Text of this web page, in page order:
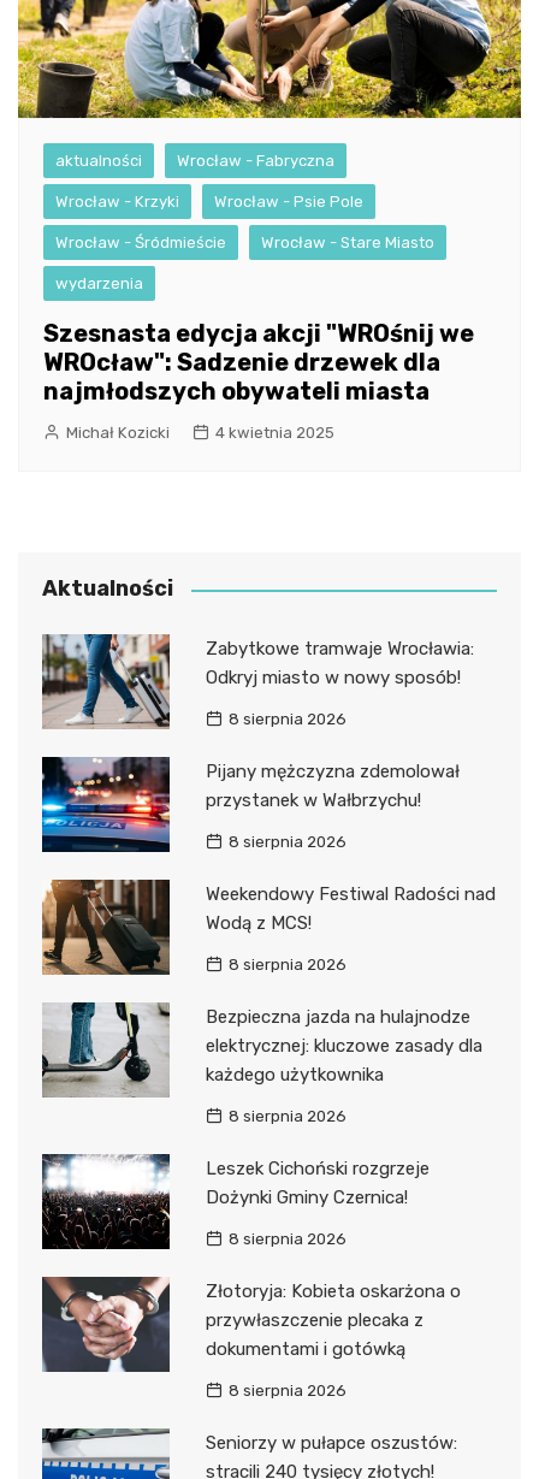
aktualności Wrocław - Fabryczna
Wrocław - Krzyki Wrocław - Psie Pole
Wrocław - Śródmieście Wrocław - Stare Miasto
wydarzenia
Szesnasta edycja akcji "WROśnij we
WROcław": Sadzenie drzewek dla
najmłodszych obywateli miasta
Michał Kozicki 4 kwietnia 2025
Aktualności
Zabytkowe tramwaje Wrocławia:
Odkryj miasto w nowy sposób!
8 sierpnia 2026
Pijany mężczyzna zdemolował
przystanek w Wałbrzychu!
8 sierpnia 2026
Weekendowy Festiwal Radości nad
Wodą z MCS!
8 sierpnia 2026
Bezpieczna jazda na hulajnodze
elektrycznej: kluczowe zasady dla
każdego użytkownika
8 sierpnia 2026
Leszek Cichoński rozgrzeje
Dożynki Gminy Czernica!
8 sierpnia 2026
Złotoryja: Kobieta oskarżona o
przywłaszczenie plecaka z
dokumentami i gotówką
8 sierpnia 2026
Seniorzy w pułapce oszustów:
stracili 240 tysięcy złotych!